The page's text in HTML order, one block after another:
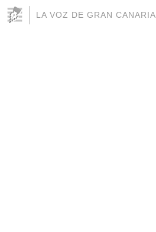
LA VOZ DE GRAN CANARIA